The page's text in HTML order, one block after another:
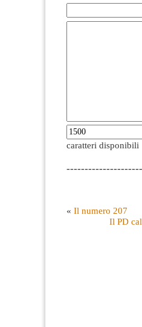
caratteri disponibili
« Il numero 207
Il PD